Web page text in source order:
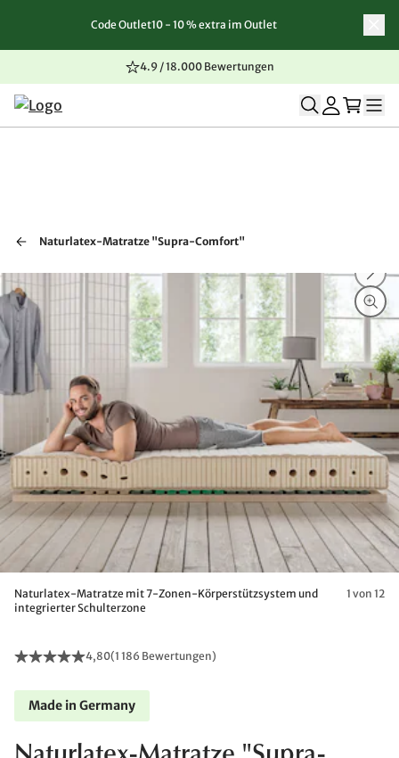
Zum Inhalt springen
Zur Navigation springen
Zum Seitenende springen
Code Outlet10 - 10 % extra im Outlet
4.9 / 18.000 Bewertungen
Naturlatex-Matratze "Supra-Comfort"
Naturlatex-Matratze mit 7-Zonen-Körperstützsystem und
integrierter Schulterzone
1 von 12
4,80(1 186 Bewertungen)
Made in Germany